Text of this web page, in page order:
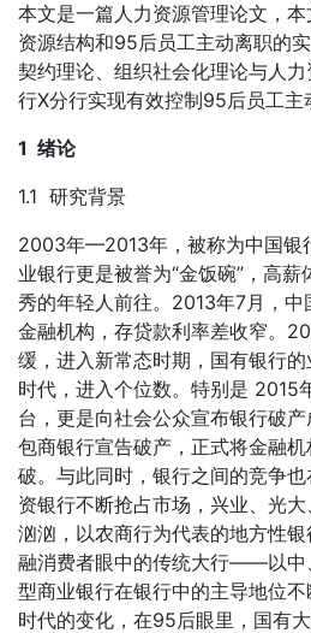
本文是一篇人力资源管理论文，
资源结构和95后员工主动离职的
契约理论、组织社会化理论与人
行X分行实现有效控制95后员工主
1 绪论
1.1 研究背景
2003年—2013年，被称为中国银
业银行更是被誉为“金饭碗”，高
秀的年轻人前往。2013年7月，
金融机构，存贷款利率差收窄。
缓，进入新常态时期，国有银行
时代，进入个位数。特别是 2015
台，更是向社会公众宣布银行破
包商银行宣告破产，正式将金融机
破。与此同时，银行之间的竞争
资银行不断抢占市场，兴业、光
汹汹，以农商行为代表的地方性
融消费者眼中的传统大行——以中
型商业银行在银行中的主导地位
时代的变化，在95后眼里，国有